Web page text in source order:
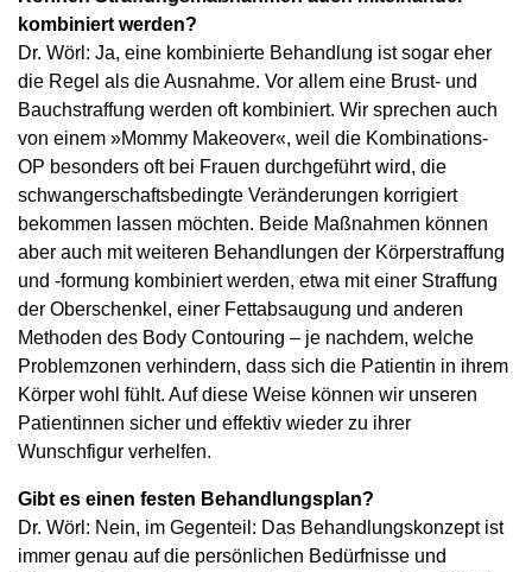
kombiniert werden?
Dr. Wörl: Ja, eine kombinierte Behandlung ist sogar eher
die Regel als die Ausnahme. Vor allem eine Brust- und
Bauchstraffung werden oft kombiniert. Wir sprechen auch
von einem »Mommy Makeover«, weil die Kombinations-
OP besonders oft bei Frauen durchgeführt wird, die
schwangerschaftsbedingte Veränderungen korrigiert
bekommen lassen möchten. Beide Maßnahmen können
aber auch mit weiteren Behandlungen der Körperstraffung
und -formung kombiniert werden, etwa mit einer Straffung
der Oberschenkel, einer Fettabsaugung und anderen
Methoden des Body Contouring – je nachdem, welche
Problemzonen verhindern, dass sich die Patientin in ihrem
Körper wohl fühlt. Auf diese Weise können wir unseren
Patientinnen sicher und effektiv wieder zu ihrer
Wunschfigur verhelfen.
Gibt es einen festen Behandlungsplan?
Dr. Wörl: Nein, im Gegenteil: Das Behandlungskonzept ist
immer genau auf die persönlichen Bedürfnisse und